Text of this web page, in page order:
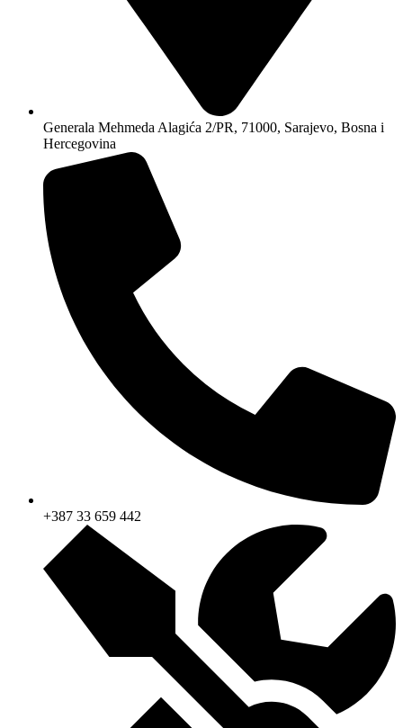
Generala Mehmeda Alagića 2/PR, 71000, Sarajevo, Bosna i
Hercegovina
+387 33 659 442